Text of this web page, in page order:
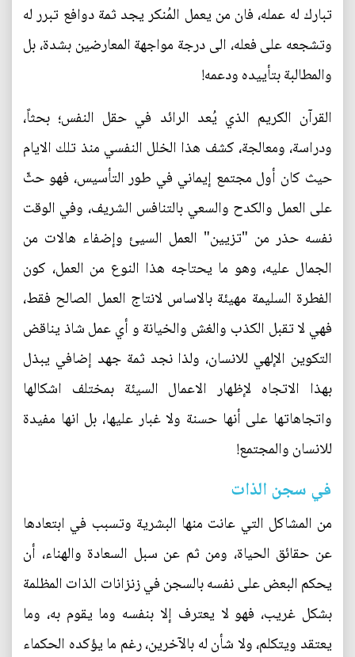
تبارك له عمله، فان من يعمل المُنكر يجد ثمة دوافع تبرر له
وتشجعه على فعله، الى درجة مواجهة المعارضين بشدة، بل
والمطالبة بتأييده ودعمه!
القرآن الكريم الذي يُعد الرائد في حقل النفس؛ بحثاً،
ودراسة، ومعالجة، كشف هذا الخلل النفسي منذ تلك الايام
حيث كان أول مجتمع إيماني في طور التأسيس، فهو حثّ
على العمل والكدح والسعي بالتنافس الشريف، وفي الوقت
نفسه حذر من "تزيين" العمل السيئ وإضفاء هالات من
الجمال عليه، وهو ما يحتاجه هذا النوع من العمل، كون
الفطرة السليمة مهيئة بالاساس لانتاج العمل الصالح فقط،
فهي لا تقبل الكذب والغش والخيانة و أي عمل شاذ يناقض
التكوين الإلهي للانسان، ولذا نجد ثمة جهد إضافي يبذل
بهذا الاتجاه لإظهار الاعمال السيئة بمختلف اشكالها
واتجاهاتها على أنها حسنة ولا غبار عليها، بل انها مفيدة
للانسان والمجتمع!
في سجن الذات
من المشاكل التي عانت منها البشرية وتسبب في ابتعادها
عن حقائق الحياة، ومن ثم عن سبل السعادة والهناء، أن
يحكم البعض على نفسه بالسجن في زنزانات الذات المظلمة
بشكل غريب، فهو لا يعترف إلا بنفسه وما يقوم به، وما
يعتقد ويتكلم، ولا شأن له بالآخرين، رغم ما يؤكده الحكماء